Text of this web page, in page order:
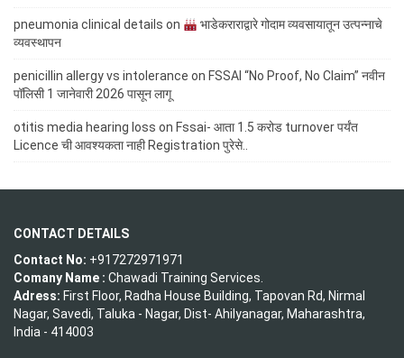
pneumonia clinical details on
भाडेकराराद्वारे गोदाम व्यवसायातून उत्पन्नाचे
व्यवस्थापन
penicillin allergy vs intolerance on FSSAI “No Proof, No Claim” नवीन
पॉलिसी 1 जानेवारी 2026 पासून लागू
otitis media hearing loss on Fssai- आता 1.5 करोड turnover पर्यंत
Licence ची आवश्यकता नाही Registration पुरेसे..
CONTACT DETAILS
Contact No: +917272971971
Comany Name : Chawadi Training Services.
Adress: First Floor, Radha House Building, Tapovan Rd, Nirmal
Nagar, Savedi, Taluka - Nagar, Dist- Ahilyanagar, Maharashtra,
India - 414003